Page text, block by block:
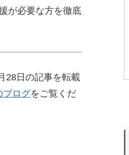
が必要な方を徹底
28日の記事を転載
ブログをご覧くだ